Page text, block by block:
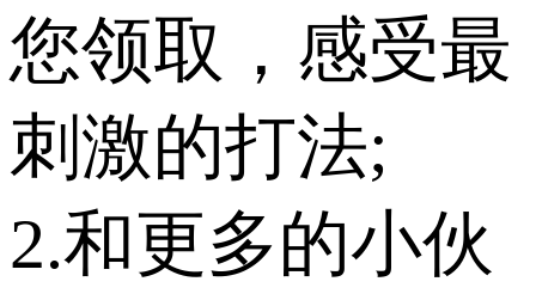
您领取，感受最
刺激的打法;
2.和更多的小伙